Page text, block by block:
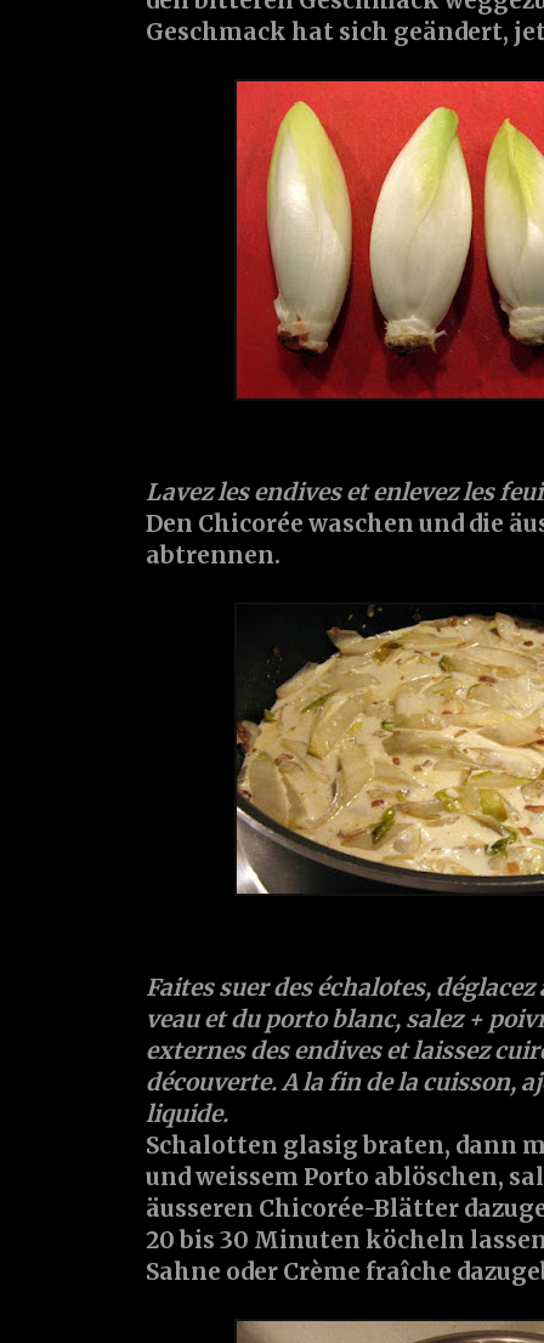
Geschmack hat sich geändert,
Lavez les endives et enlevez les
Den Chicorée waschen und die
abtrennen.
Faites suer deséchalotes, déglacez
veauet du porto blanc, salez +
externes des endives et laissez
découverte. A la fin de la cuisson,
liquide.
Schalotten glasig braten, dann
undweissem Porto ablöschen,
äusseren Chicorée-Blätter
20 bis 30 Minuten köcheln
Sahne oder Crème fraîche